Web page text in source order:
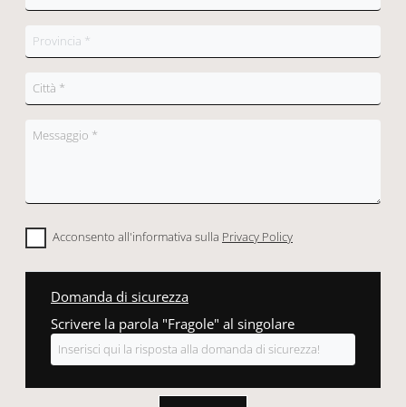
Acconsento all'informativa sulla Privacy Policy
Domanda di sicurezza
Scrivere la parola "Fragole" al singolare